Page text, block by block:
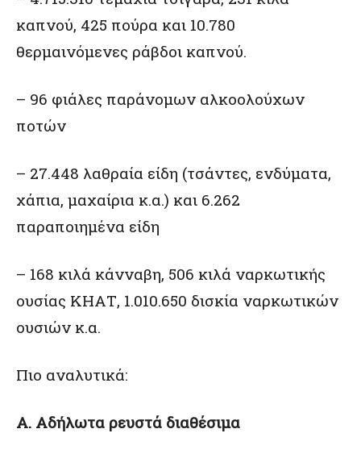
καπνού, 425 πούρα και 10.780
θερμαινόμενες ράβδοι καπνού.
– 96 φιάλες παράνομων αλκοολούχων
ποτών
– 27.448 λαθραία είδη (τσάντες, ενδύματα,
χάπια, μαχαίρια κ.α.) και 6.262
παραποιημένα είδη
– 168 κιλά κάνναβη, 506 κιλά ναρκωτικής
ουσίας ΚΗΑΤ, 1.010.650 δισκία ναρκωτικών
ουσιών κ.α.
Πιο αναλυτικά:
A. Αδήλωτα ρευστά διαθέσιμα